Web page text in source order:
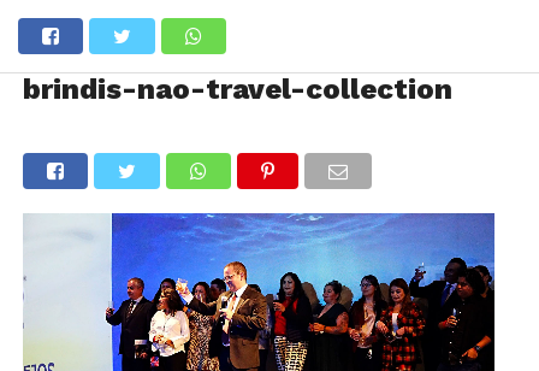
brindis-nao-travel-collection